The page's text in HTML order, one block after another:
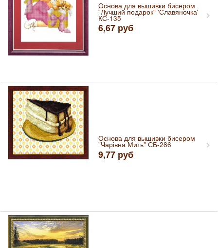
Основа для вышивки бисером
"Лучший подарок" 'Славяночка'
КС-135
6,67 руб
Основа для вышивки бисером
"Чарівна Мить" СБ-286
9,77 руб